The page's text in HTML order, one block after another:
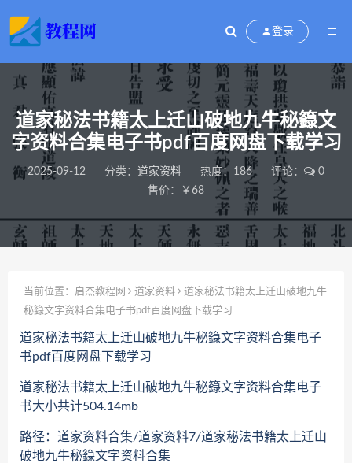
登录
道家秘法书籍太上迁山破地九牛秘籙文
字资料合集电子书pdf百度网盘下载学习
2025-09-12 分类： 道家资料 热度：186 评论：
0
售价：￥68
当前位置： 启杰教程网 道家资料
道家秘法书籍太上迁山破地九牛
秘籙文字资料合集电子书pdf百度网盘下载学习
道家秘法书籍太上迁山破地九牛秘籙文字资料合集电子
书pdf百度网盘下载学习
道家秘法书籍太上迁山破地九牛秘籙文字资料合集电子
书大小共计504.14mb
路径：道家资料合集/道家资料7/道家秘法书籍太上迁山
破地九牛秘籙文字资料合集